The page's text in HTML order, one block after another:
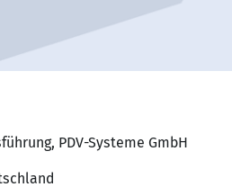
PDV-Systeme GmbH